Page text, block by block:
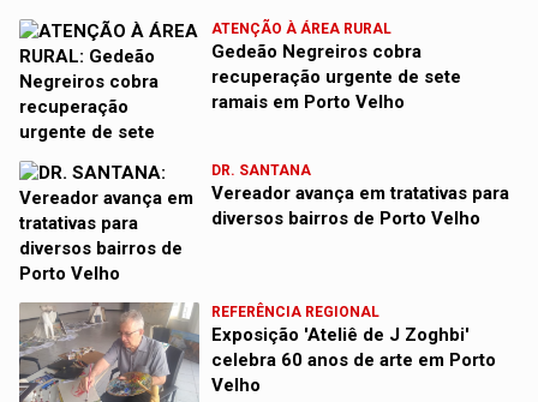
ATENÇÃO À ÁREA RURAL
Gedeão Negreiros cobra
recuperação urgente de sete
ramais em Porto Velho
DR. SANTANA
Vereador avança em tratativas para
diversos bairros de Porto Velho
REFERÊNCIA REGIONAL
Exposição 'Ateliê de J Zoghbi'
celebra 60 anos de arte em Porto
Velho